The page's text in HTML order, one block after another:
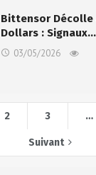
Bittensor Décolle
Dollars : Signaux…
03/05/2026
2 3 …
Suivant